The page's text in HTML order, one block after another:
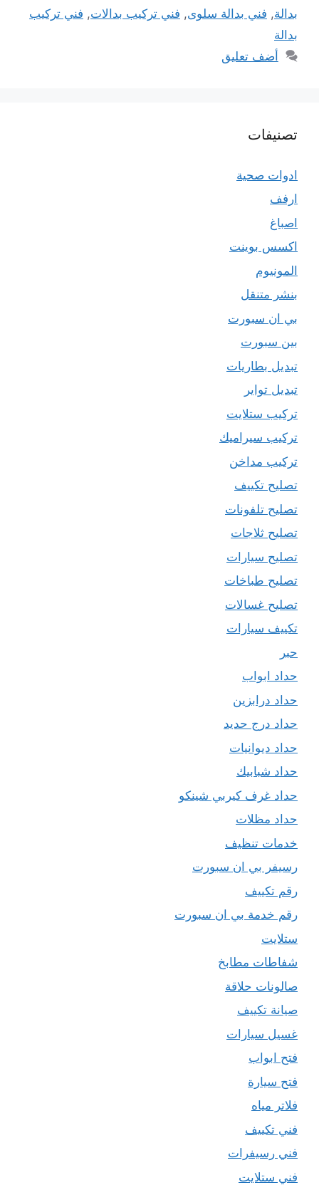
بدالة, فني بدالة سلوى, فني تركيب بدالات, فني تركيب
بدالة
أضف تعليق
تصنيفات
ادوات صحية
ارفف
اصباغ
اكسس بوينت
المونيوم
بنشر متنقل
بي ان سبورت
بين سبورت
تبديل بطاريات
تبديل تواير
تركيب ستلايت
تركيب سيراميك
تركيب مداخن
تصليح تكييف
تصليح تلفونات
تصليح ثلاجات
تصليح سيارات
تصليح طباخات
تصليح غسالات
تكييف سيارات
حبر
حداد ابواب
حداد درابزين
حداد درج حديد
حداد ديوانيات
حداد شبابيك
حداد غرف كيربي شينكو
حداد مظلات
خدمات تنظيف
رسيفر بي ان سبورت
رقم تكييف
رقم خدمة بي ان سبورت
ستلايت
شفاطات مطابخ
صالونات حلاقة
صيانة تكييف
غسيل سيارات
فتح ابواب
فتح سيارة
فلاتر مياه
فني تكييف
فني رسيفرات
فني ستلايت